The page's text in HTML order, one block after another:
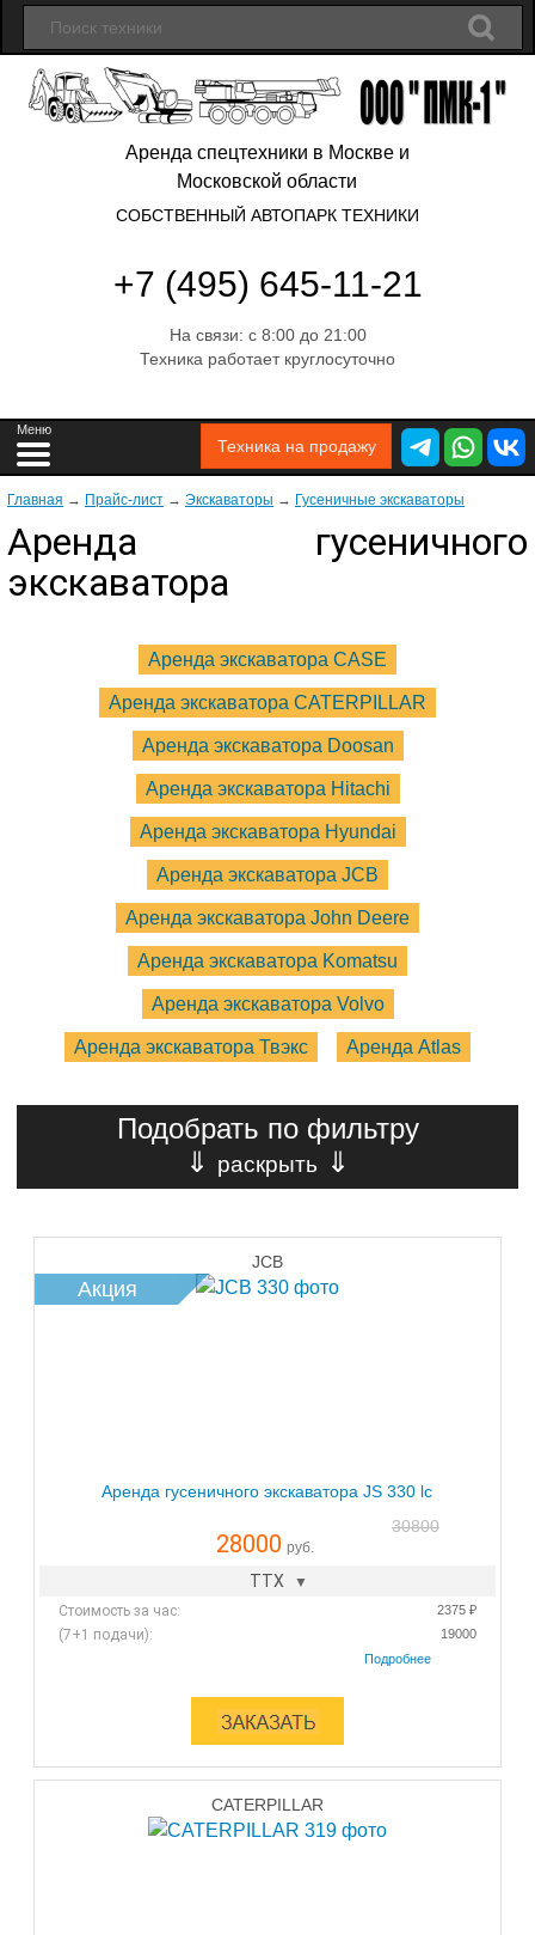
Аренда спецтехники в Москве и
Московской области
СОБСТВЕННЫЙ АВТОПАРК ТЕХНИКИ
+7 (495) 645-11-21
На связи: с 8:00 до 21:00
Техника работает круглосуточно
Техника на продажу
Главная → Прайс-лист → Экскаваторы → Гусеничные экскаваторы
Аренда гусеничного
экскаватора
Аренда экскаватора CASE
Аренда экскаватора CATERPILLAR
Аренда экскаватора Doosan
Аренда экскаватора Hitachi
Аренда экскаватора Hyundai
Аренда экскаватора JCB
Аренда экскаватора John Deere
Аренда экскаватора Komatsu
Аренда экскаватора Volvo
Аренда экскаватора Твэкс Аренда Atlas
Подобрать по фильтру
⇓
раскрыть ⇓
Акция
JCB
Аренда гусеничного экскаватора JS 330 lc
30800
28000 руб.
ТТХ
Стоимость за час: 2375 ₽
(7+1 подачи): 19000
CATERPILLAR